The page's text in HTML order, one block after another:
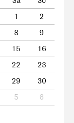
1
2
8
9
15
16
22
23
29
30
5 6